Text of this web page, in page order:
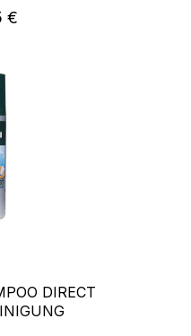
Preis:
€
DIRECT